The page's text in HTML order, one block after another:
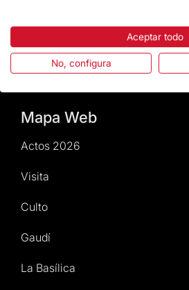
Actos2026
Revista Temple en digital
Mapa Web
Actos 2026
Visita
Culto
Gaudí
La Basílica
Aceptar todo
No, configura